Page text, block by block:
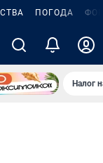
ПОГОДА
Налог